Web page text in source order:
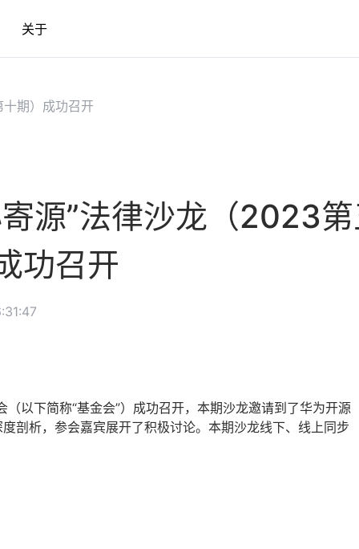
关于
期）成功召开
源”法律沙龙（2023第
功召开
以下简称“基金会”）成功召开，本期沙龙邀请到了华为开源
剖析，参会嘉宾展开了积极讨论。本期沙龙线下、线上同步